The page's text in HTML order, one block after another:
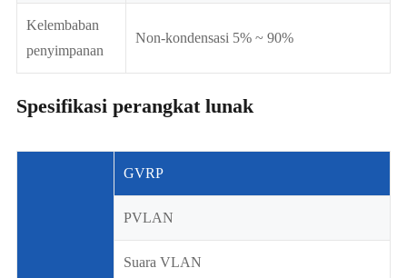
Kelembaban
penyimpanan
Non-kondensasi 5% ~ 90%
Spesifikasi perangkat lunak
GVRP
PVLAN
Suara VLAN